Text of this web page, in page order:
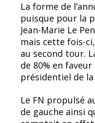
La forme de
puisque pour la
Jean-Marie Le
mais cette fois-
au second tour.
de 80% en
présidentiel de
Le FN propulsé
de gauche ainsi